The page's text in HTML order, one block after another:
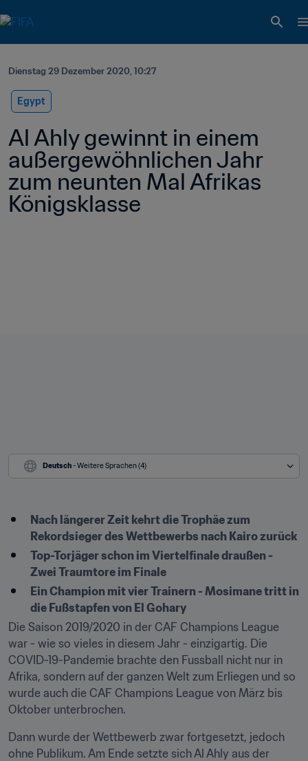
Dienstag 29 Dezember 2020, 10:27
Egypt
Al Ahly gewinnt in einem
außergewöhnlichen Jahr
zum neunten Mal Afrikas
Königsklasse
Deutsch - Weitere Sprachen (4)
Nach längerer Zeit kehrt die Trophäe zum
Rekordsieger des Wettbewerbs nach Kairo zurück
Top-Torjäger schon im Viertelfinale draußen -
Zwei Traumtore im Finale
Ein Champion mit vier Trainern - Mosimane tritt in
die Fußstapfen von El Gohary
Die Saison 2019/2020 in der CAF Champions League
war - wie so vieles in diesem Jahr - einzigartig. Die
COVID-19-Pandemie brachte den Fussball nicht nur in
Afrika, sondern auf der ganzen Welt zum Erliegen und so
wurde auch die CAF Champions League von März bis
Oktober unterbrochen.
Dann wurde der Wettbewerb zwar fortgesetzt, jedoch
ohne Publikum. Am Ende setzte sich Al Ahly aus der